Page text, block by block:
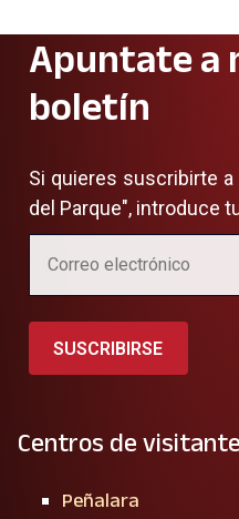
Apuntate a
boletín
Si quieres suscribirte
del Parque", introduce
SUSCRIBIRSE
Centros de
Peñalara